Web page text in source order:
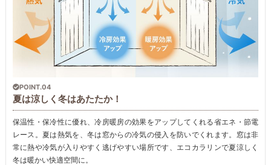
POINT.04
夏は涼しく冬はあたたか！
保温性・保冷性に優れ、冷房暖房の効果をアップしてくれる省エネ・節電
レース。夏は熱気を、冬は窓からの冷気の侵入を防いでくれます。窓は非
常に熱や冷気が入りやすく逃げやすい場所です、エコカラリンで夏涼しく
冬は暖かい快適空間に。